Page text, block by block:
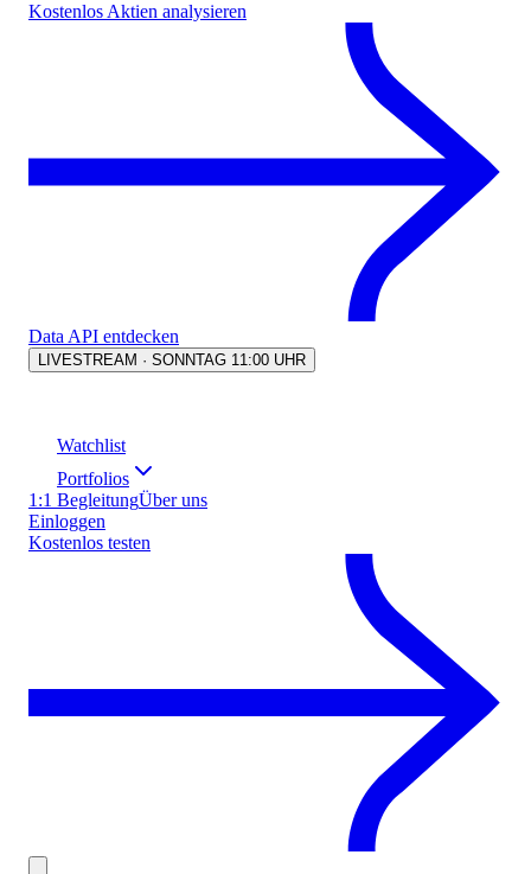
Kostenlos Aktien analysieren
Data API entdecken
LIVESTREAM · SONNTAG 11:00 UHR
Watchlist
Portfolios
1:1 BegleitungÜber uns
Einloggen
Kostenlos testen